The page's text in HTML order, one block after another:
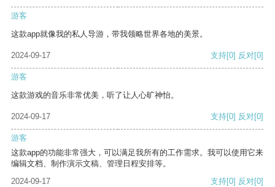
游客
这款app就像我的私人导游，带我领略世界各地的美景。
2024-09-17 支持[0] 反对[0]
游客
这款游戏的音乐非常优美，听了让人心旷神怡。
2024-09-17 支持[0] 反对[0]
游客
这款app的功能非常强大，可以满足我所有的工作需求。我可以使用它来
编辑文档、制作演示文稿、管理日程安排等。
2024-09-17
支持[0] 反对[0]